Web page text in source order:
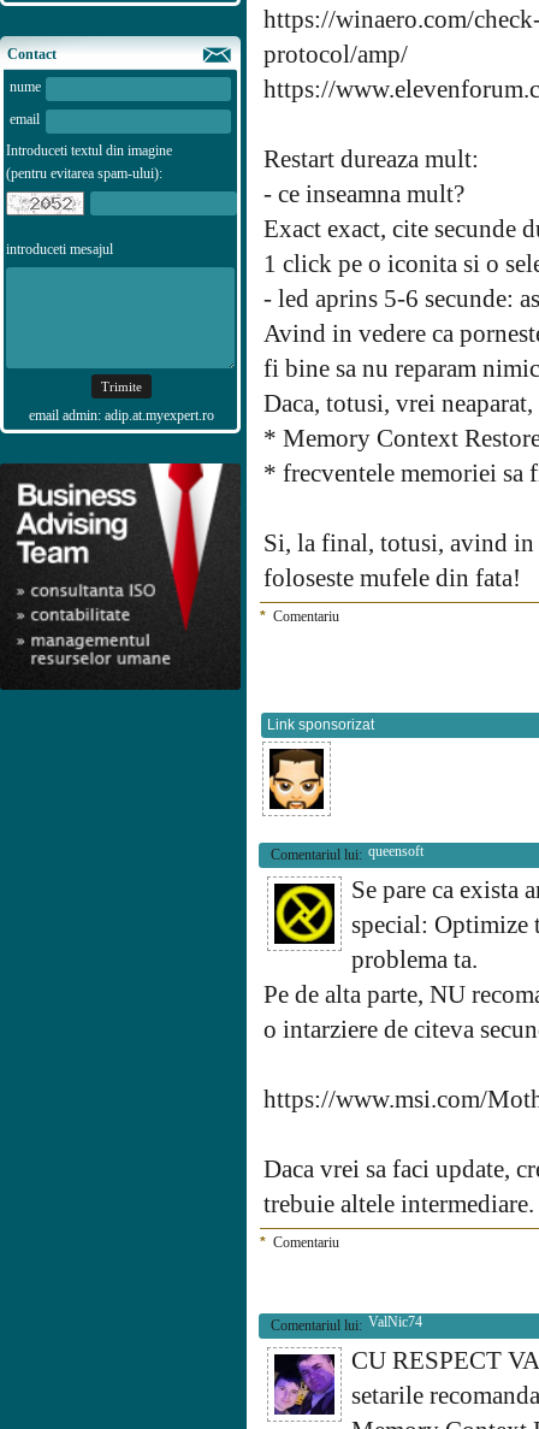
Contact
nume
email
Introduceti textul din imagine
(pentru evitarea spam-ului):
introduceti mesajul
email admin: adip.at.myexpert.ro
https://winaero.com/
protocol/amp/
https://
Restart dureaza mult:
- ce inseamna mult?
Exact exact, cite secunde
1 click pe o iconita si o
- led aprins 5-6 secunde:
Avind in vedere ca
fi bine sa nu reparam
Daca, totusi, vrei
* Memory Context
* frecventele memoriei sa
Si, la final, totusi, avind in
foloseste mufele din fata!
* Comentariu
Link sponsorizat
Comentariul lui: queensoft
Se pare ca exista
special: Optimize
problema ta.
Pe de alta parte, NU
o intarziere de citeva
https://www.msi.com/
Daca vrei sa faci update,
trebuie altele intermediare.
* Comentariu
Comentariul lui: ValNic74
CU RESPECT
setarile